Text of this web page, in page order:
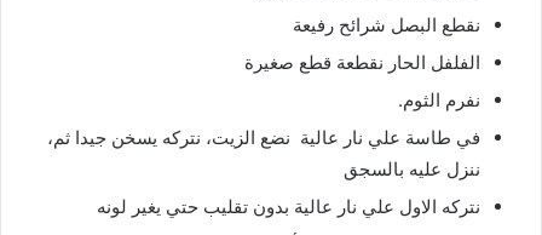
نقطع البصل شرائح رفيعة
الفلفل الحار نقطعة قطع صغيرة
نفرم الثوم.
في طاسة علي نار عالية نضع الزيت، نتركه يسخن جيدا ثم،
ننزل عليه بالسجق
نتركه الاول علي نار عالية بدون تقليب حتي يغير لونه